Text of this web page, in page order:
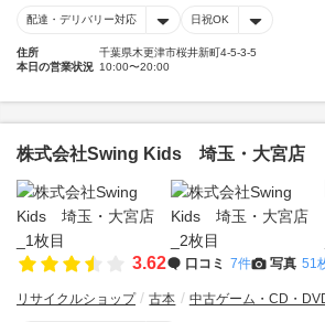
配達・デリバリー対応 日祝OK
住所
千葉県木更津市桜井新町4-5-3-5
本日の営業状況 10:00〜20:00
株式会社Swing Kids 埼玉・大宮店
3.62 口コミ 7件 写真 51
リサイクルショップ 古本 中古ゲーム・CD・